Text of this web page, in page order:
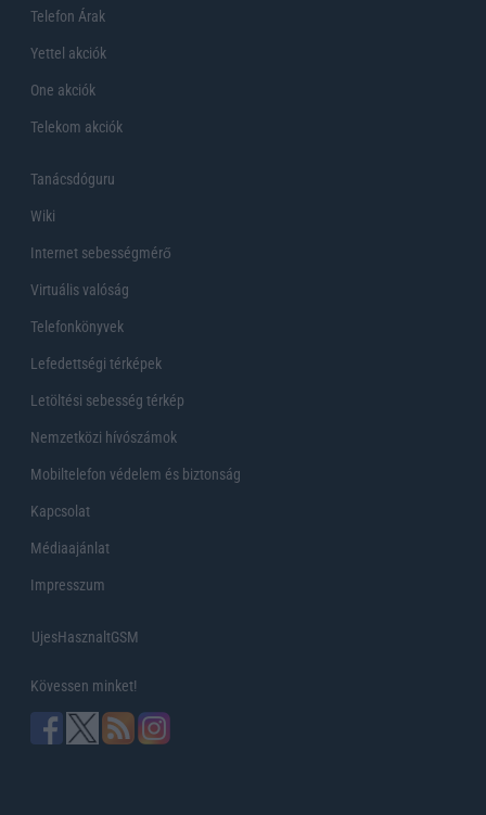
Telefon Árak
Yettel akciók
One akciók
Telekom akciók
Tanácsdóguru
Wiki
Internet sebességmérő
Virtuális valóság
Telefonkönyvek
Lefedettségi térképek
Letöltési sebesség térkép
Nemzetközi hívószámok
Mobiltelefon védelem és biztonság
Kapcsolat
Médiaajánlat
Impresszum
UjesHasznaltGSM
Kövessen minket!